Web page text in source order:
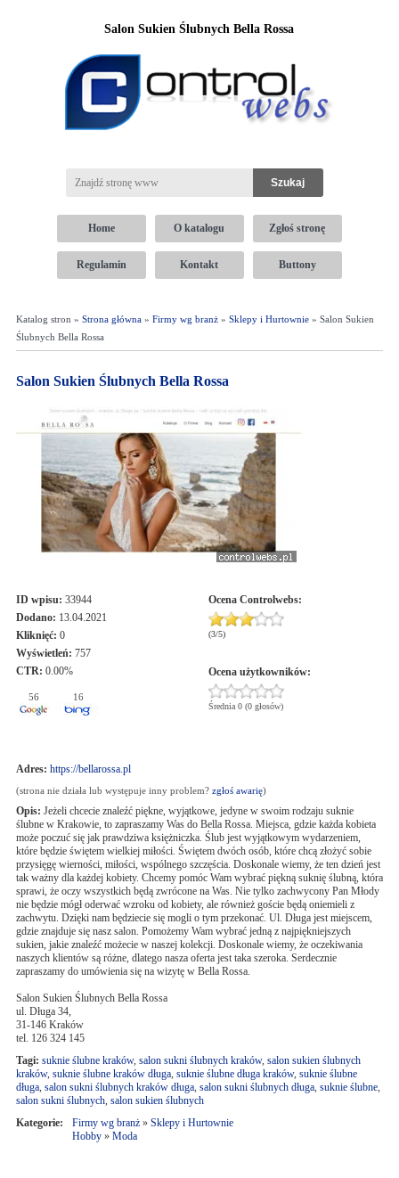
Salon Sukien Ślubnych Bella Rossa
Home O katalogu Zgłoś stronę
Regulamin Kontakt Buttony
Katalog stron » Strona główna» Firmy wg branż» Sklepy i Hurtownie» Salon Sukien
Ślubnych Bella Rossa
Salon Sukien Ślubnych Bella Rossa
ID wpisu: 33944
Dodano: 13.04.2021
Kliknięć: 0
Wyświetleń: 757
CTR: 0.00%
56 16
Ocena Controlwebs:
(3/5)
Ocena użytkowników:
Średnia 0 (0 głosów)
Adres: https://bellarossa.pl
(strona nie działa lub występuje inny problem? zgłoś awarię)
Opis: Jeżeli chcecie znaleźć piękne, wyjątkowe, jedyne w swoim rodzaju suknie
ślubne w Krakowie, to zapraszamy Was do Bella Rossa. Miejsca, gdzie każda kobieta
może poczuć się jak prawdziwa księżniczka. Ślub jest wyjątkowym wydarzeniem,
które będzie świętem wielkiej miłości. Świętem dwóch osób, które chcą złożyć sobie
przysięgę wierności, miłości, wspólnego szczęścia. Doskonale wiemy, że ten dzień jest
tak ważny dla każdej kobiety. Chcemy pomóc Wam wybrać piękną suknię ślubną, która
sprawi, że oczy wszystkich będą zwrócone na Was. Nie tylko zachwycony Pan Młody
nie będzie mógł oderwać wzroku od kobiety, ale również goście będą oniemieli z
zachwytu. Dzięki nam będziecie się mogli o tym przekonać. Ul. Długa jest miejscem,
gdzie znajduje się nasz salon. Pomożemy Wam wybrać jedną z najpiękniejszych
sukien, jakie znaleźć możecie w naszej kolekcji. Doskonale wiemy, że oczekiwania
naszych klientów są różne, dlatego nasza oferta jest taka szeroka. Serdecznie
zapraszamy do umówienia się na wizytę w Bella Rossa.
Salon Sukien Ślubnych Bella Rossa
ul. Długa 34,
31-146 Kraków
tel. 126 324 145
Tagi: suknie ślubne kraków, salon sukni ślubnych kraków, salon sukien ślubnych
kraków, suknie ślubne kraków długa, suknie ślubne długa kraków, suknie ślubne
długa, salon sukni ślubnych kraków długa, salon sukni ślubnych długa, suknie ślubne,
salon sukni ślubnych, salon sukien ślubnych
Kategorie:
Firmy wg branż» Sklepy i Hurtownie
Hobby» Moda